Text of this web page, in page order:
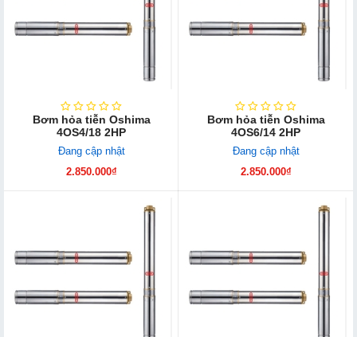
Bơm hỏa tiễn Oshima
4OS4/18 2HP
Đang cập nhật
2.850.000₫
Bơm hỏa tiễn Oshima
4OS6/14 2HP
Đang cập nhật
2.850.000₫